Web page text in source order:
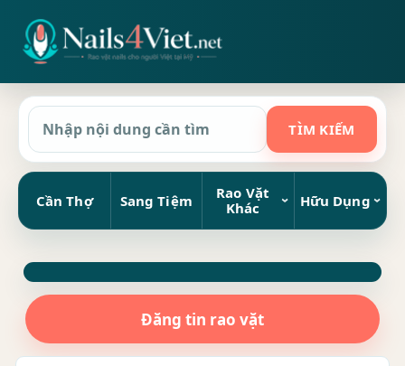
Cần Thợ Sang Tiệm
Rao Vặt
Khác
Hữu Dụng
Đăng tin rao vặt